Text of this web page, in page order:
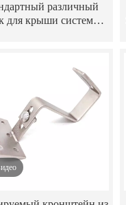
различный
для крыши системы